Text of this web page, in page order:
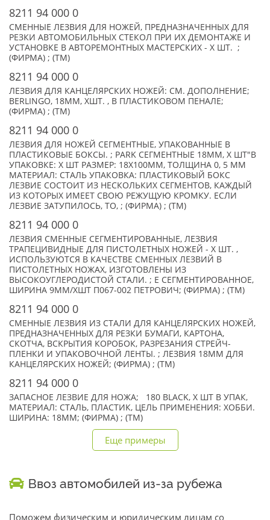
8211 94 000 0
СМЕННЫЕ ЛЕЗВИЯ ДЛЯ НОЖЕЙ, ПРЕДНАЗНАЧЕННЫХ ДЛЯ
РЕЗКИ АВТОМОБИЛЬНЫХ СТЕКОЛ ПРИ ИХ ДЕМОНТАЖЕ И
УСТАНОВКЕ В АВТОРЕМОНТНЫХ МАСТЕРСКИХ - X ШТ. ;
(ФИРМА) ; (TM)
8211 94 000 0
ЛЕЗВИЯ ДЛЯ КАНЦЕЛЯРСКИХ НОЖЕЙ: СМ. ДОПОЛНЕНИЕ;
BERLINGO, 18ММ, XШТ. , В ПЛАСТИКОВОМ ПЕНАЛЕ;
(ФИРМА) ; (TM)
8211 94 000 0
ЛЕЗВИЯ ДЛЯ НОЖЕЙ СЕГМЕНТНЫЕ, УПАКОВАННЫЕ В
ПЛАСТИКОВЫЕ БОКСЫ. ; PARK СЕГМЕНТНЫЕ 18ММ, X ШТ"В
УПАКОВКЕ: X ШТ РАЗМЕР: 18Х100ММ, ТОЛЩИНА 0, 5 ММ
МАТЕРИАЛ: СТАЛЬ УПАКОВКА: ПЛАСТИКОВЫЙ БОКС
ЛЕЗВИЕ СОСТОИТ ИЗ НЕСКОЛЬКИХ СЕГМЕНТОВ, КАЖДЫЙ
ИЗ КОТОРЫХ ИМЕЕТ СВОЮ РЕЖУЩУЮ КРОМКУ. ЕСЛИ
ЛЕЗВИЕ ЗАТУПИЛОСЬ, ТО, ; (ФИРМА) ; (TM)
8211 94 000 0
ЛЕЗВИЯ СМЕННЫЕ СЕГМЕНТИРОВАННЫЕ, ЛЕЗВИЯ
ТРАПЕЦИВИДНЫЕ ДЛЯ ПИСТОЛЕТНЫХ НОЖЕЙ - X ШТ. ,
ИСПОЛЬЗУЮТСЯ В КАЧЕСТВЕ СМЕННЫХ ЛЕЗВИЙ В
ПИСТОЛЕТНЫХ НОЖАХ, ИЗГОТОВЛЕНЫ ИЗ
ВЫСОКОУГЛЕРОДИСТОЙ СТАЛИ. ; Е СЕГМЕНТИРОВАННОЕ,
ШИРИНА 9ММ/XШТ П067-002 ПЕТРОВИЧ; (ФИРМА) ; (TM)
8211 94 000 0
СМЕННЫЕ ЛЕЗВИЯ ИЗ СТАЛИ ДЛЯ КАНЦЕЛЯРСКИХ НОЖЕЙ,
ПРЕДНАЗНАЧЕННЫХ ДЛЯ РЕЗКИ БУМАГИ, КАРТОНА,
СКОТЧА, ВСКРЫТИЯ КОРОБОК, РАЗРЕЗАНИЯ СТРЕЙЧ-
ПЛЕНКИ И УПАКОВОЧНОЙ ЛЕНТЫ. ; ЛЕЗВИЯ 18ММ ДЛЯ
КАНЦЕЛЯРСКИХ НОЖЕЙ; (ФИРМА) ; (TM)
8211 94 000 0
ЗАПАСНОЕ ЛЕЗВИЕ ДЛЯ НОЖА; 180 BLACK, X ШТ В УПАК,
МАТЕРИАЛ: СТАЛЬ, ПЛАСТИК, ЦЕЛЬ ПРИМЕНЕНИЯ: ХОББИ.
ШИРИНА: 18ММ; (ФИРМА) ; (TM)
Еще примеры
Ввоз автомобилей из-за рубежа
Поможем физическим и юридическим лицам со